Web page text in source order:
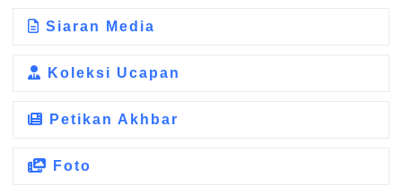
Siaran Media
Koleksi Ucapan
Petikan Akhbar
Foto